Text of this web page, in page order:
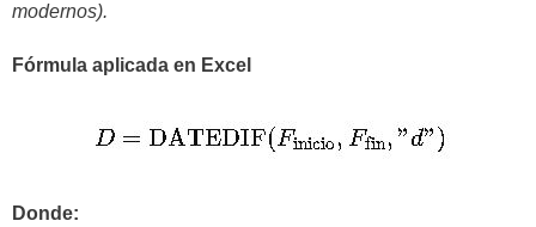
modernos).
Fórmula aplicada en Excel
Donde: